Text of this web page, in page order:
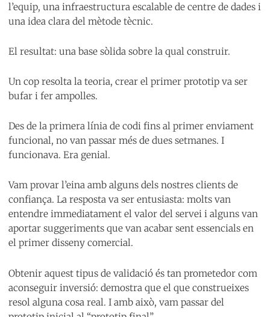
l’equip, una infraestructura escalable de centre de dades i
una idea clara del mètode tècnic.
El resultat: una base sòlida sobre la qual construir.
Un cop resolta la teoria, crear el primer prototip va ser
bufar i fer ampolles.
Des de la primera línia de codi fins al primer enviament
funcional, no van passar més de dues setmanes. I
funcionava. Era genial.
Vam provar l’eina amb alguns dels nostres clients de
confiança. La resposta va ser entusiasta: molts van
entendre immediatament el valor del servei i alguns van
aportar suggeriments que van acabar sent essencials en
el primer disseny comercial.
Obtenir aquest tipus de validació és tan prometedor com
aconseguir inversió: demostra que el que construeixes
resol alguna cosa real. I amb això, vam passar del